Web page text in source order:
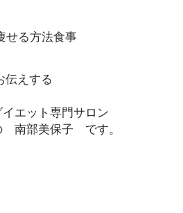
せる方法食事
伝えする
エット専門サロン
南部美保子 です。